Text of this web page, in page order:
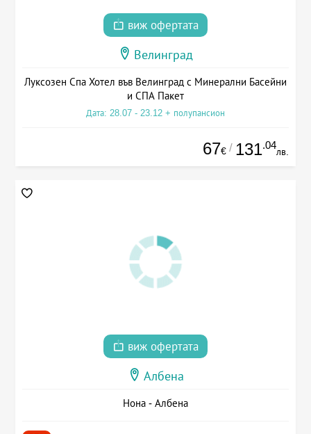
виж офертата
Велинград
Луксозен Спа Хотел във Велинград с Минерални Басейни
и СПА Пакет
Дата: 28.07 - 23.12 + полупансион
67€ / 131.04
лв.
виж офертата
Албена
Нона - Албена